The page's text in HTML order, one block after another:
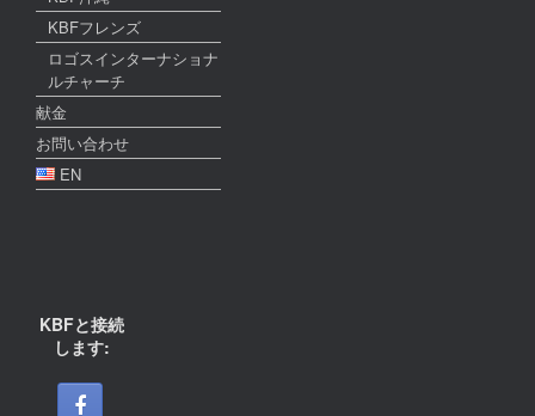
KBFフレンズ
ロゴスインターナショナ
ルチャーチ
献金
お問い合わせ
EN
KBFと接続
します: